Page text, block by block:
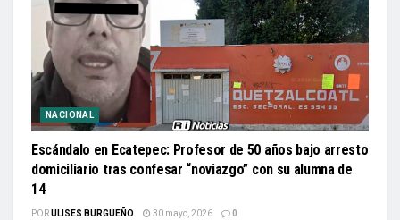
NACIONAL
Escándalo en Ecatepec: Profesor de 50 años bajo arresto
domiciliario tras confesar “noviazgo” con su alumna de
14
PORULISES BURGUEÑO 30 mayo, 2026 0